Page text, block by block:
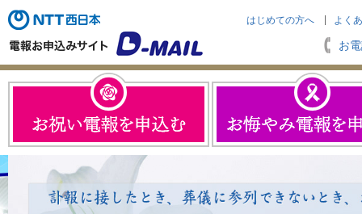
はじめての方へ よく
お